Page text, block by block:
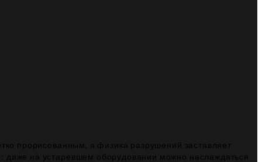
прорисованным, а физика разрушений заставляет
даже на устаревшем оборудовании можно наслаждаться